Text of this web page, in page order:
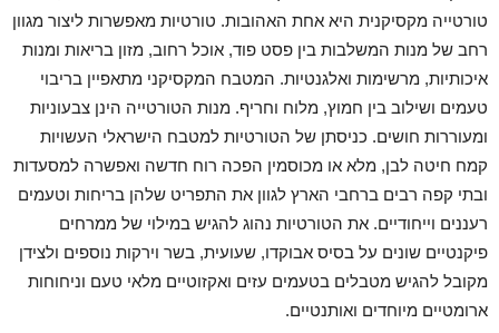
טורטייה מקסיקנית היא אחת האהובות. טורטיות מאפשרות ליצור מגוון
רחב של מנות המשלבות בין פסט פוד, אוכל רחוב, מזון בריאות ומנות
איכותיות, מרשימות ואלגנטיות. המטבח המקסיקני מתאפיין בריבוי
טעמים ושילוב בין חמוץ, מלוח וחריף. מנות הטורטייה הינן צבעוניות
ומעוררות חושים. כניסתן של הטורטיות למטבח הישראלי העשויות
קמח חיטה לבן, מלא או מכוסמין הפכה רוח חדשה ואפשרה למסעדות
ובתי קפה רבים ברחבי הארץ לגוון את התפריט שלהן בריחות וטעמים
רעננים וייחודיים. את הטורטיות נהוג להגיש במילוי של ממרחים
פיקנטיים שונים על בסיס אבוקדו, שעועית, בשר וירקות נוספים ולצידן
מקובל להגיש מטבלים בטעמים עזים ואקזוטיים מלאי טעם וניחוחות
ארומטיים מיוחדים ואותנטיים.